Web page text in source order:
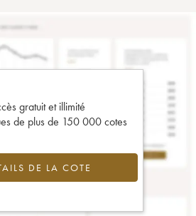
gratuit et illimité
de plus de 150 000 cotes
DE LA COTE